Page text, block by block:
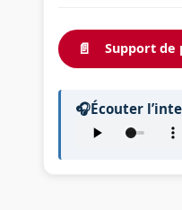
📄 Support de
🎧Écouter
Audio : Y-a-t-il